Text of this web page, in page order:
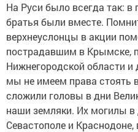
На Руси было всегда так: в
братья были вместе.
верхнеуслонцы в акции
пострадавшим в Крымске,
Нижнегородской области и
мы не имеем права стоять
сложили головы в дни
наши земляки. Их могилы в
Севастополе и Краснодоне,